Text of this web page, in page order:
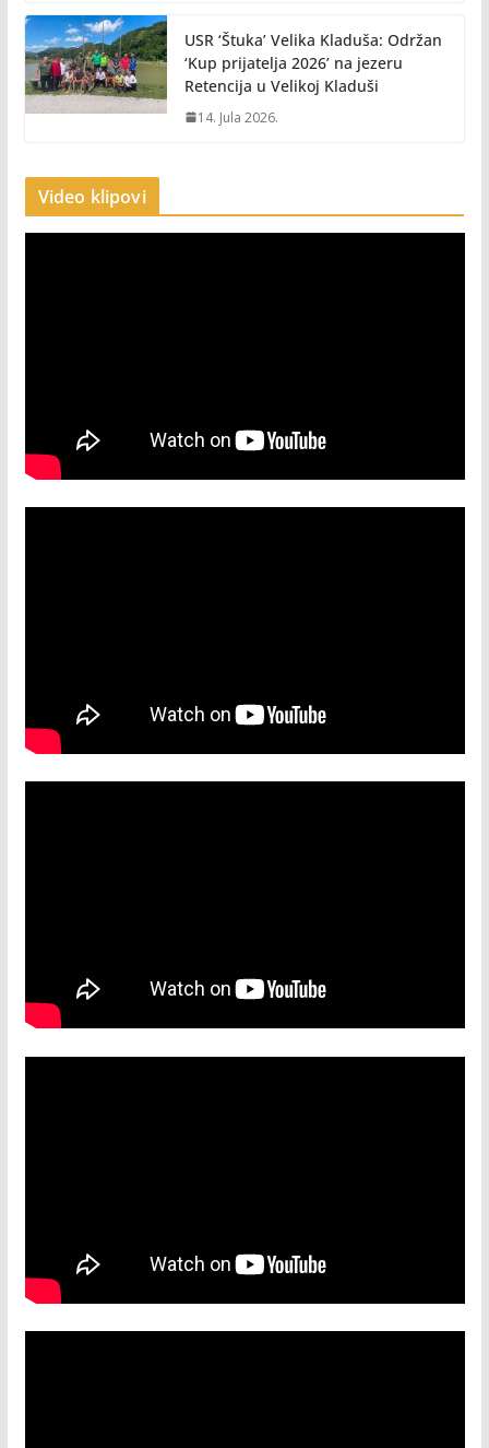
USR ‘Štuka’ Velika Kladuša: Održan
‘Kup prijatelja 2026’ na jezeru
Retencija u Velikoj Kladuši
14. Jula 2026.
Video klipovi